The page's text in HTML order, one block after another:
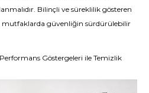
Bilinçli ve süreklilik gösteren
güvenliğin sürdürülebilir
Göstergeleri ile Temizlik